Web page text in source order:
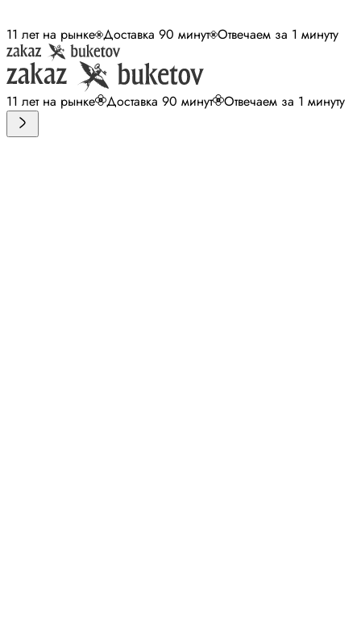
11 лет на рынке Доставка 90 минут Отвечаем за 1 минуту
11 лет на рынке Доставка 90 минут Отвечаем за 1 минуту